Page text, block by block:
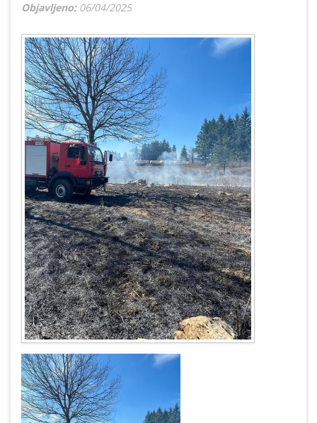
Objavljeno: 06/04/2025